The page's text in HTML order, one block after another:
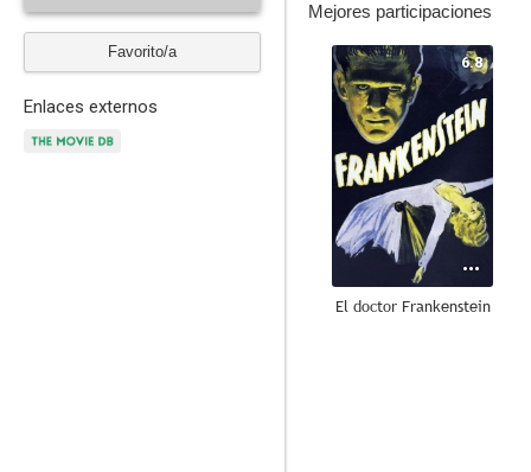
Favorito/a
Enlaces externos
Mejores participaciones
6.8
El doctor Frankenstein